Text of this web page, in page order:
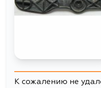
К сожалению не